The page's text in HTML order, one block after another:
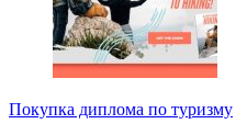
Покупка диплома по туризму